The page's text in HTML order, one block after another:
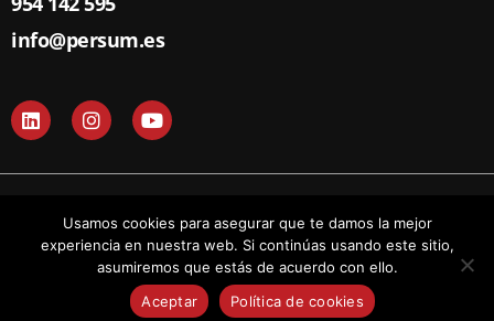
info@persum.es
L
i
k
n
I
n
t
r
a
m
Y
o
t
e
© Todos los derechos reservados 2024 I PERSUM
Política de Cookies|Política de Privacidad
Usamos cookies para asegurar que te damos la mejor
experiencia en nuestra web. Si continúas usando este sitio,
asumiremos que estás de acuerdo con ello.
Aceptar
Política de cookies